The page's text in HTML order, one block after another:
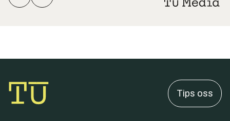
Tips oss